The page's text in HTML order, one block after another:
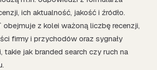
ich aktualność, jakość i źródło.
obejmuje z kolei ważoną liczbę recenzji,
firmy i przychodów oraz sygnały
takie jak branded search czy ruch na